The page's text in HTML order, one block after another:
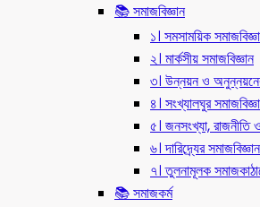
📚 সমাজবিজ্ঞান
১। সমসাময়িক
২। মার্কসীয় সমাজবিজ্ঞান
৩। উন্নয়ন ও
৪। সংখ্যালঘুর
৫। জনসংখ্যা,
৬। দারিদ্র্যের সমাজবিজ্ঞান
৭। তুলনামূলক
📚 সমাজকর্ম